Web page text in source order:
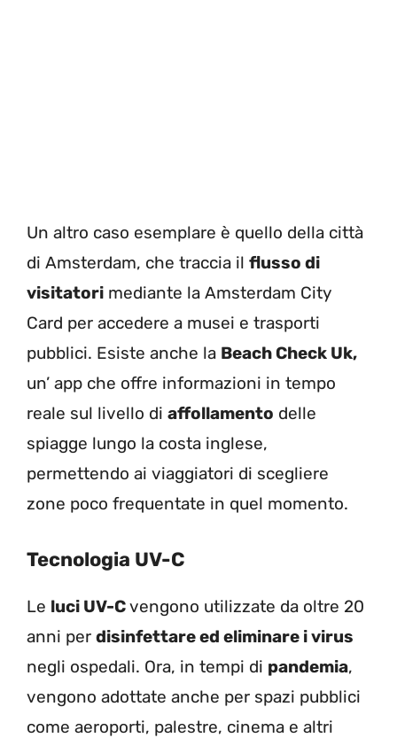
Un altro caso esemplare è quello della città
di Amsterdam, che traccia il flusso di
visitatori mediante la Amsterdam City
Card per accedere a musei e trasporti
pubblici. Esiste anche la Beach Check Uk,
un’ app che offre informazioni in tempo
reale sul livello di affollamento delle
spiagge lungo la costa inglese,
permettendo ai viaggiatori di scegliere
zone poco frequentate in quel momento.
Tecnologia UV-C
Le luci UV-Cvengono utilizzate da oltre 20
anni per disinfettare ed eliminare i virus
negli ospedali. Ora, in tempi di pandemia,
vengono adottate anche per spazi pubblici
come aeroporti, palestre, cinema e altri